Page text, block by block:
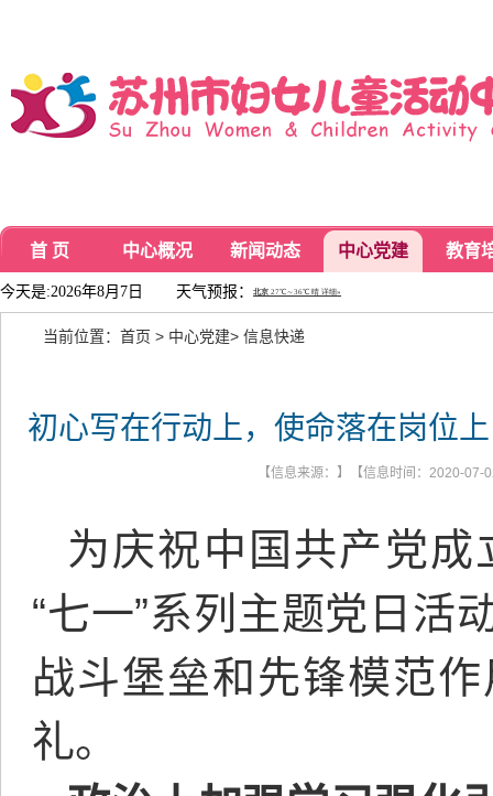
首 页 中心概况 新闻动态 中心党建 教育
今天是:2026年8月7日 天气预报：
当前位置： 首页 > 中心党建> 信息快递
初心写在行动上，使命落在岗位
【信息来源：】【信息时间：2020-07-
为庆祝中国共产党
“七一”系列主题党日活
战斗堡垒和先锋模范
礼。